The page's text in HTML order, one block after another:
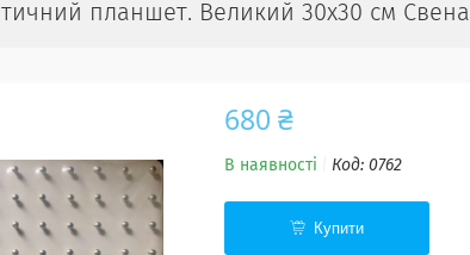
планшет. Великий 30х30 см Свена
680 ₴
В наявності Код: 0762
Купити